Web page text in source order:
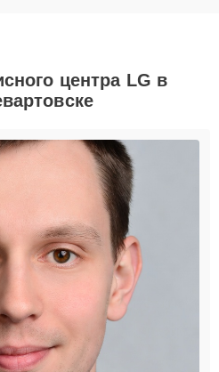
центра LG в